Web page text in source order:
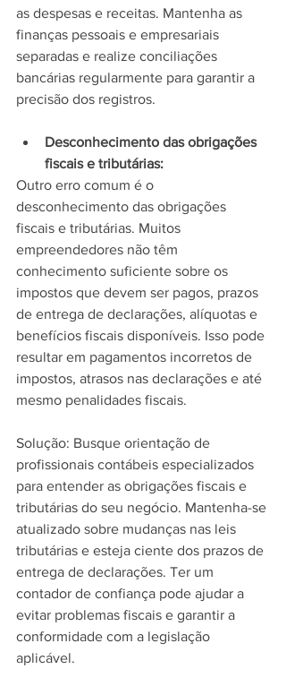
as despesas e receitas. Mantenha as
finanças pessoais e empresariais
separadas e realize conciliações
bancárias regularmente para garantir a
precisão dos registros.
Desconhecimento das obrigações
fiscais e tributárias:
Outro erro comum é o
desconhecimento das obrigações
fiscais e tributárias. Muitos
empreendedores não têm
conhecimento suficiente sobre os
impostos que devem ser pagos, prazos
de entrega de declarações, alíquotas e
benefícios fiscais disponíveis. Isso pode
resultar em pagamentos incorretos de
impostos, atrasos nas declarações e até
mesmo penalidades fiscais.
Solução: Busque orientação de
profissionais contábeis especializados
para entender as obrigações fiscais e
tributárias do seu negócio. Mantenha-se
atualizado sobre mudanças nas leis
tributárias e esteja ciente dos prazos de
entrega de declarações. Ter um
contador de confiança pode ajudar a
evitar problemas fiscais e garantir a
conformidade com a legislação
aplicável.